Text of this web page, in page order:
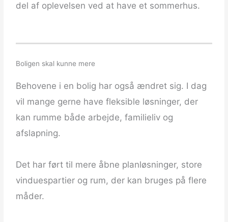
del af oplevelsen ved at have et sommerhus.
Boligen skal kunne mere
Behovene i en bolig har også ændret sig. I dag
vil mange gerne have fleksible løsninger, der
kan rumme både arbejde, familieliv og
afslapning.
Det har ført til mere åbne planløsninger, store
vinduespartier og rum, der kan bruges på flere
måder.